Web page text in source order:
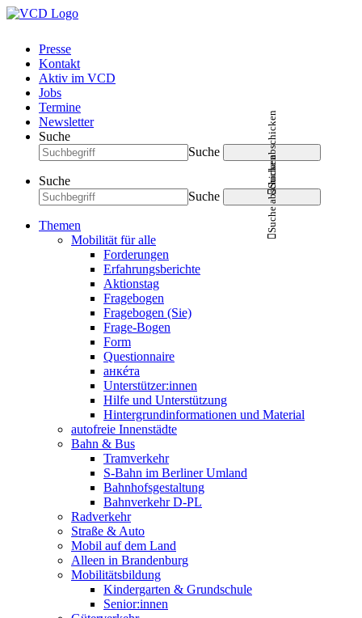
Presse
Kontakt
Aktiv im VCD
Jobs
Termine
Newsletter
Suche
Suche
Suche abschicken
Suche
Suche
Suche abschicken
Themen
Mobilität für alle
Forderungen
Erfahrungsberichte
Aktionstag
Fragebogen
Fragebogen (Sie)
Frage-Bogen
Form
Questionnaire
анкéта
Unterstützer:innen
Hilfe und Unterstützung
Hintergrundinformationen und Material
autofreie Innenstädte
Bahn & Bus
Tramverkehr
S-Bahn im Berliner Umland
Bahnhofsgestaltung
Bahnverkehr D-PL
Radverkehr
Straße & Auto
Mobil auf dem Land
Alleen in Brandenburg
Mobilitätsbildung
Kindergarten & Grundschule
Senior:innen